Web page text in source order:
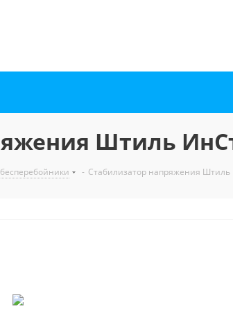
Штиль
- Стабилизатор напряжения Штиль